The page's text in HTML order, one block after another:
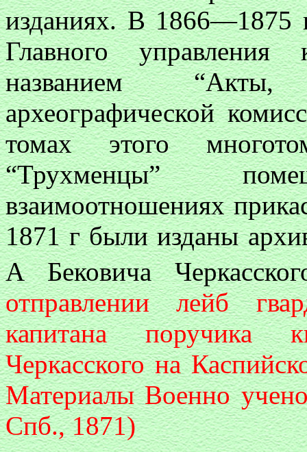
изданиях. В 1866—1875
Главного управления
названием “Акты,
археографической
томах этого
“Трухменцы”
взаимоотношениях
1871 г были изданы
А Бековича
отправлении лейб
капитана поручика
Черкасского на
Материалы Военно
Спб., 1871)